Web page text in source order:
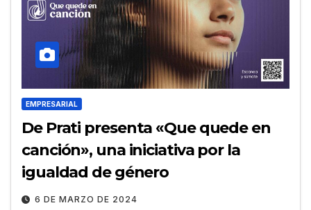
EMPRESARIAL
De Prati presenta «Que quede en
canción», una iniciativa por la
igualdad de género
6 DE MARZO DE 2024